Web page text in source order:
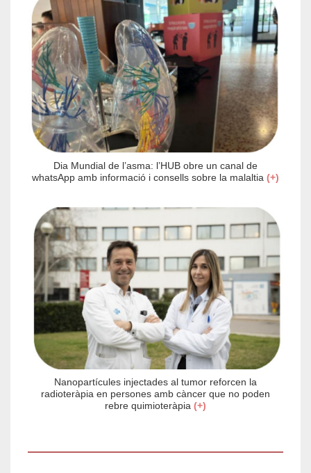
Dia Mundial de l’asma: l’HUB obre un canal de
whatsApp amb informació i consells sobre la malaltia (+)
Nanopartícules injectades al tumor reforcen la
radioteràpia en persones amb càncer que no poden
rebre quimioteràpia (+)